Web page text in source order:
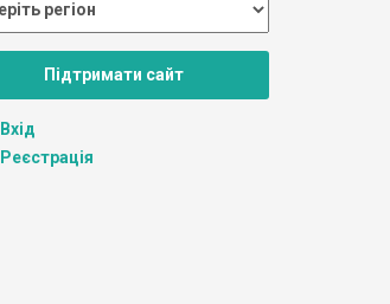
Підтримати сайт
Вхід
Реєстрація